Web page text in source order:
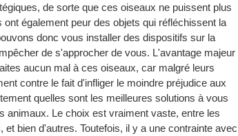
de sorte que ces oiseaux ne puissent plus
également peur des objets qui réfléchissent la
donc vous installer des dispositifs sur la
de s'approcher de vous. L'avantage majeur
aucun mal à ces oiseaux, car malgré leurs
contre le fait d'infliger le moindre préjudice aux
quelles sont les meilleures solutions à vous
animaux. Le choix est vraiment vaste, entre les
bien d'autres. Toutefois, il y a une contrainte avec